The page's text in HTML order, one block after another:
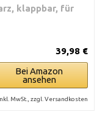
klappbar, für
39,98 €
Bei Amazon
ansehen
MwSt., zzgl. Versandkosten